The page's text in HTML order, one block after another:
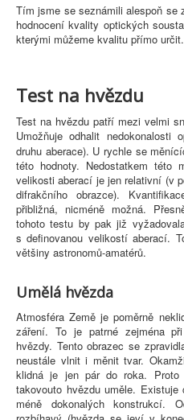
Tím jsme se seznámili alespoň se
hodnocení kvality optických
kterými můžeme kvalitu přímo určit.
Test na hvězdu
Test na hvězdu patří mezi velmi
Umožňuje odhalit nedokonalosti
druhu aberace). U rychle se
této hodnoty. Nedostatkem této
velikosti aberací je jen relativní (v
difrakčního obrazce).
přibližná, nicméně možná.
tohoto testu by pak již
s definovanou velikostí aberací.
většiny astronomů-amatérů.
Umělá hvězda
Atmosféra Země je poměrně
záření. To je patrné zejména
hvězdy. Tento obrazec se
neustále vlnit i měnit tvar.
klidná je jen pár do roka.
takovouto hvězdu uměle.
méně dokonalých konstrukcí.